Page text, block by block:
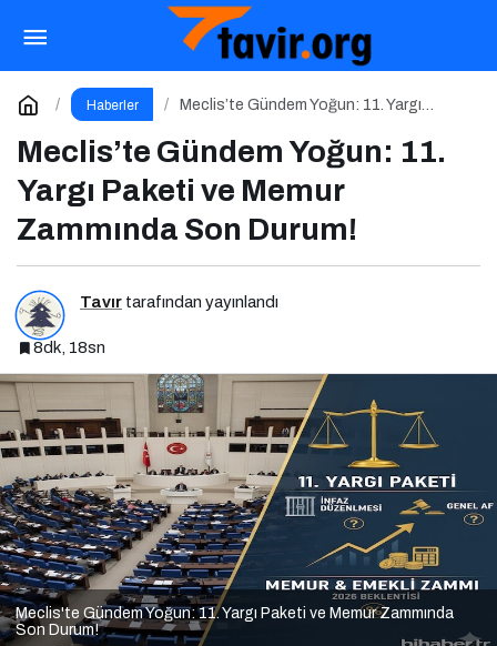
Haberler
Meclis’te Gündem Yoğun: 11. Yargı
Meclis’te Gündem Yoğun: 11.
Yargı Paketi ve Memur
Zammında Son Durum!
Tavır tarafından yayınlandı
8dk, 18sn
Meclis'te Gündem Yoğun: 11. Yargı Paketi ve Memur Zammında
Son Durum!
Cehennemden Avrupa Zirvesine:
Galatasaray’ın Kritik Ajax Sınavı
Yorum Yap